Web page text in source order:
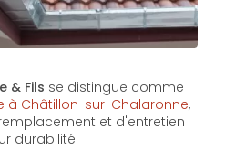
& Fils se distingue comme
à Châtillon-sur-Chalaronne,
et d'entretien
durabilité.